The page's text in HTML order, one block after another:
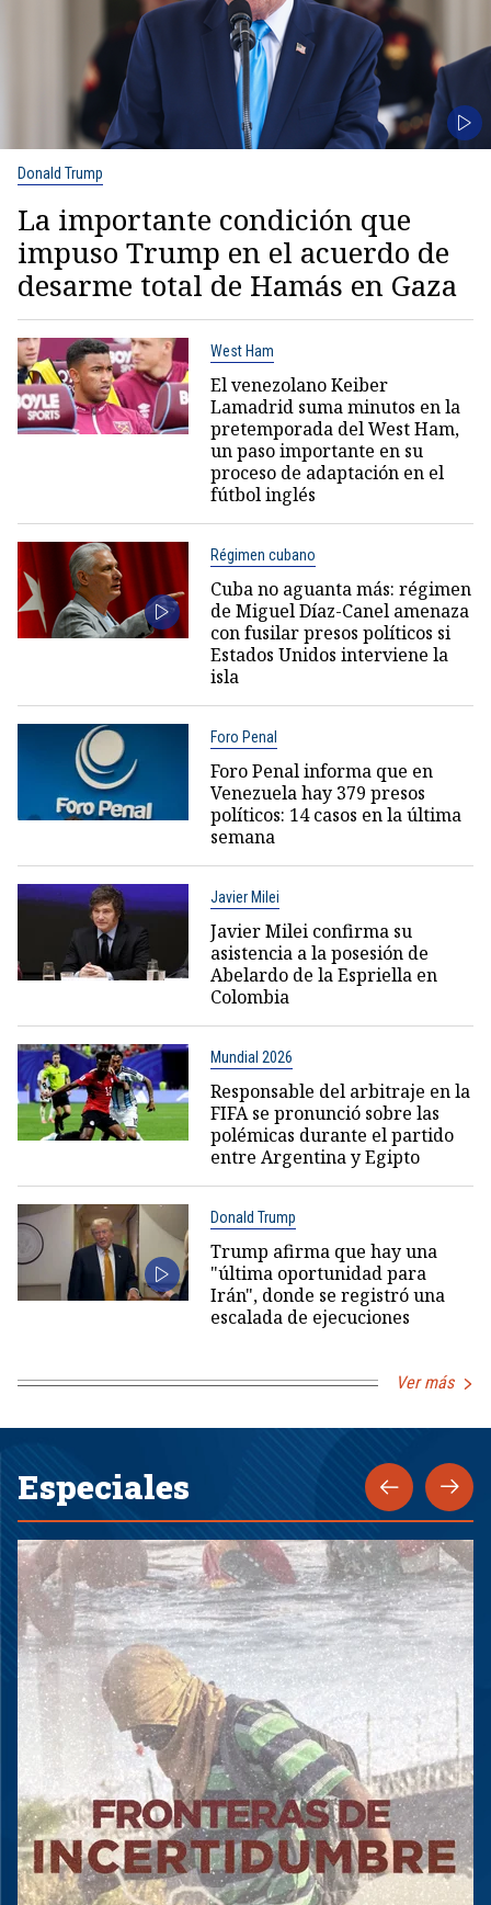
Donald Trump
La importante condición que
impuso Trump en el acuerdo de
desarme total de Hamás en Gaza
West Ham
El venezolano Keiber
Lamadrid suma minutos en la
pretemporada del West Ham,
un paso importante en su
proceso de adaptación en el
fútbol inglés
Régimen cubano
Cuba no aguanta más: régimen
de Miguel Díaz-Canel amenaza
con fusilar presos políticos si
Estados Unidos interviene la
isla
Foro Penal
Foro Penal informa que en
Venezuela hay 379 presos
políticos: 14 casos en la última
semana
Javier Milei
Javier Milei confirma su
asistencia a la posesión de
Abelardo de la Espriella en
Colombia
Mundial 2026
Responsable del arbitraje en la
FIFA se pronunció sobre las
polémicas durante el partido
entre Argentina y Egipto
Donald Trump
Trump afirma que hay una
"última oportunidad para
Irán", donde se registró una
escalada de ejecuciones
Ver más
Especiales